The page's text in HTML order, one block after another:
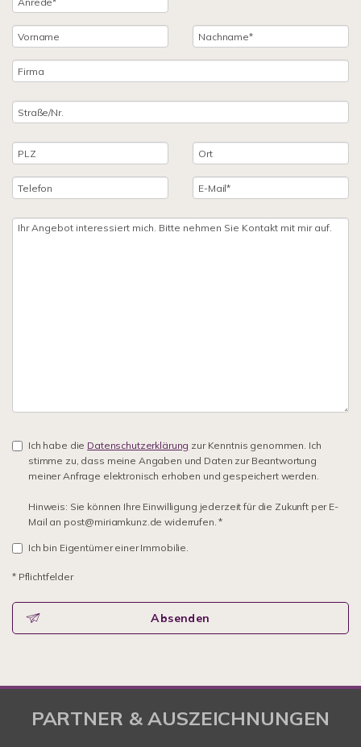
Ich habe die Datenschutzerklärung zur Kenntnis genommen. Ich
stimme zu, dass meine Angaben und Daten zur Beantwortung
meiner Anfrage elektronisch erhoben und gespeichert werden.
Hinweis: Sie können Ihre Einwilligung jederzeit für die Zukunft per E-
Mail an post@miriamkunz.de widerrufen. *
Ich bin Eigentümer einer Immobilie.
* Pflichtfelder
Absenden
PARTNER & AUSZEICHNUNGEN